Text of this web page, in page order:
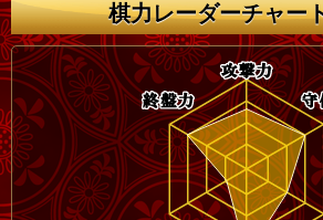
棋力レーダーチャー